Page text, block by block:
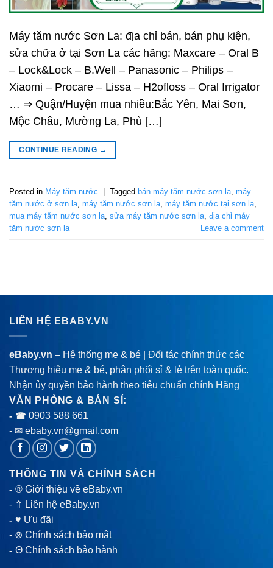
Máy tăm nước Sơn La: địa chỉ bán, bán phụ kiện,
sửa chữa ở tại Sơn La các hãng: Maxcare – Oral B
– Lock&Lock – B.Well – Panasonic – Philips –
Xiaomi – Procare – Lissa – H2ofloss – Oral Irrigator
… ⇒ Quận/Huyện mua nhiều:Bắc Yên, Mai Sơn,
Mộc Châu, Mường La, Phù […]
CONTINUE READING →
Posted in Máy tăm nước | Tagged bán máy tăm nước sơn la máy
tăm nước ở sơn la máy tăm nước sơn la máy tăm nước tại sơn la
mua máy tăm nước sơn la sửa máy tăm nước sơn la địa chỉ máy
tăm nước sơn la
Leave a comment
LIÊN HỆ EBABY.VN
eBaby.vn – Hệ thống mẹ & bé | Đối tác chính thức các
Thương hiệu mẹ & bé, phân phối sỉ & lẻ trên toàn quốc.
Nhận ủy quyền bảo hành theo tiêu chuẩn chính Hãng
VĂN PHÒNG & BÁN SỈ:
- ☎ 0903 588 661
- ✉ ebaby.vn@gmail.com
THÔNG TIN VÀ CHÍNH SÁCH
-® Giới thiệu về eBaby.vn
- ⇑ Liên hệ eBaby.vn
-♥ Ưu đãi
- ⊗ Chính sách bảo mật
-Θ Chính sách bảo hành